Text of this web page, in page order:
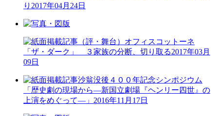
り 2017年04月24日
（評・舞台）オフィスコットーネ
「ザ・ダーク」 ３家族の分断、切り取る2017年03月
09日
沙翁没後４００年記念シンポジウム
「歴史劇の現場から―新国立劇場『ヘンリー四世』の
上演をめぐって―」 2016年11月17日